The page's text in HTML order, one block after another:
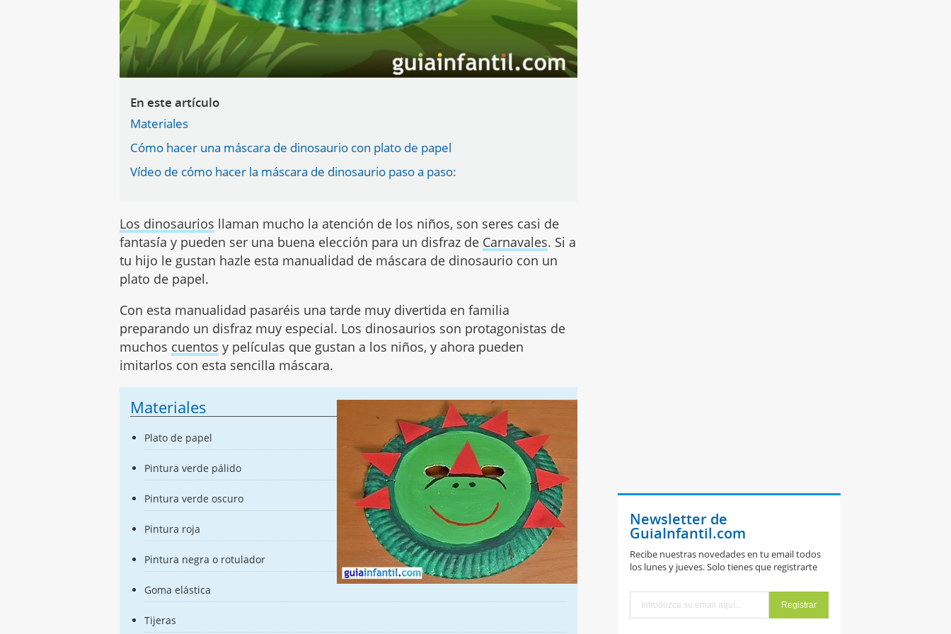
En este artículo
Materiales
Cómo hacer una máscara de dinosaurio con plato de papel
Vídeo de cómo hacer la máscara de dinosaurio paso a paso:
Los dinosaurios llaman mucho la atención de los niños, son seres casi de
fantasía y pueden ser una buena elección para un disfraz de Carnavales. Si a
tu hijo le gustan hazle esta manualidad de máscara de dinosaurio con un
plato de papel.
Con esta manualidad pasaréis una tarde muy divertida en familia
preparando un disfraz muy especial. Los dinosaurios son protagonistas de
muchos cuentos y películas que gustan a los niños, y ahora pueden
imitarlos con esta sencilla máscara.
Materiales
Plato de papel
Pintura verde pálido
Pintura verde oscuro
Pintura roja
Pintura negra o rotulador
Goma elástica
Tijeras
Newsletter de
GuiaInfantil.com
Recibe nuestras novedades en tu email todos
los lunes y jueves. Solo tienes que registrarte